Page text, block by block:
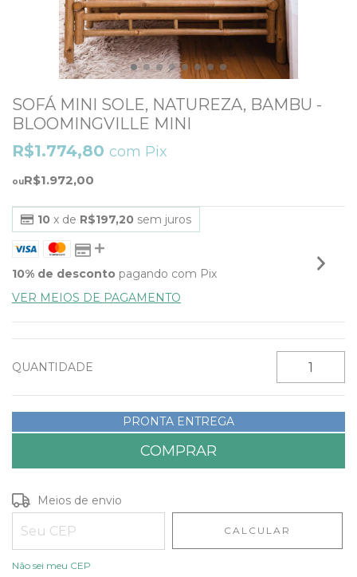
SOFÁ MINI SOLE, NATUREZA, BAMBU -
BLOOMINGVILLE MINI
R$1.972,00
R$1.774,80 com Pix
10 x de R$197,20 sem juros
10% de desconto pagando com Pix
VER MEIOS DE PAGAMENTO
QUANTIDADE
PRONTA ENTREGA
Entregas para o CEP:
Meios de envio
CALCULAR
Não sei meu CEP